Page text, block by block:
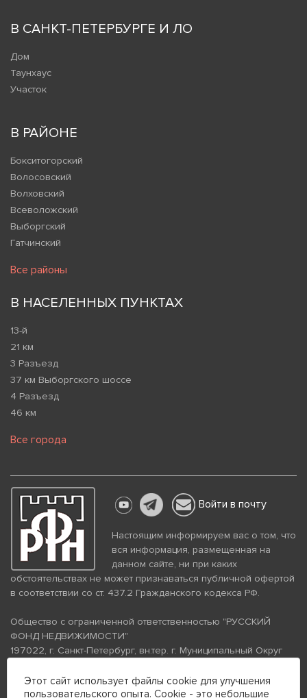
В САНКТ-ПЕТЕРБУРГЕ И ЛО
Дом
Таунхаус
Участок
В РАЙОНЕ
Бокситогорский
Волосовский
Волховский
Всеволожский
Выборгский
Гатчинский
Все районы
В НАСЕЛЕННЫХ ПУНКТАХ
13-й
21 км
3 Разъезд
37 км Выборгского шоссе
4 Разъезд
46 км
Все города
Войти в почту
Настоящим информируем вас о том, что
вся информация, размещенная на
данном сайте, ни при каких
обстоятельствах не может признаваться публичной офертой
в соответствии со ст. 437.2 Гражданского кодекса РФ.
Общество с ограниченной ответственностью "РУССКИЙ
ФОНД НЕДВИЖИМОСТИ"
197022, г. Санкт-Петербург, вн.тер. г. Муниципальный Округ
помещение 26Н, комната 103
ИНН 7813672570 КПП 781301001 ОГРН 1237800058870
Этот сайт использует файлы cookie для улучшения
пользовательского опыта. Cookie - это небольшие